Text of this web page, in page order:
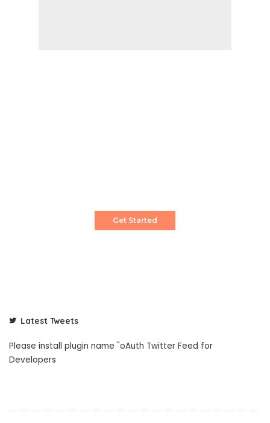
Get Started
Latest Tweets
Please install plugin name "oAuth Twitter Feed for
Developers